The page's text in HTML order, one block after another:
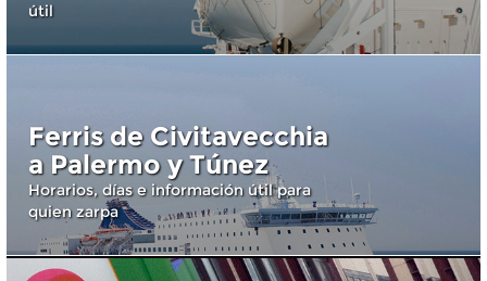
útil
Ferris de Civitavecchia
a Palermo y Túnez
Horarios, días e información útil para
quien zarpa